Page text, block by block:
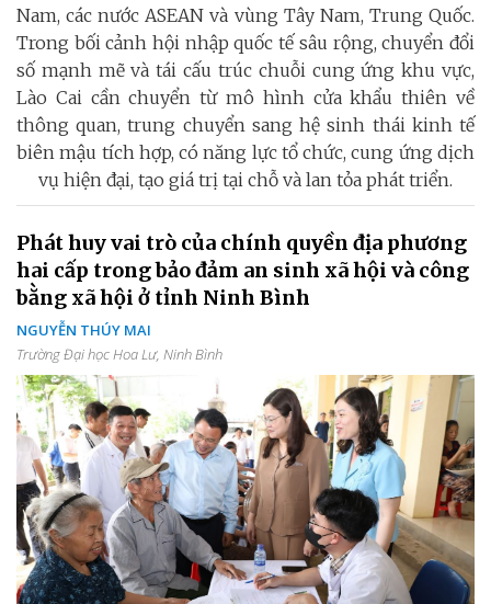
Nam, các nước ASEAN và vùng Tây Nam, Trung Quốc.
Trong bối cảnh hội nhập quốc tế sâu rộng, chuyển đổi
số mạnh mẽ và tái cấu trúc chuỗi cung ứng khu vực,
Lào Cai cần chuyển từ mô hình cửa khẩu thiên về
thông quan, trung chuyển sang hệ sinh thái kinh tế
biên mậu tích hợp, có năng lực tổ chức, cung ứng dịch
vụ hiện đại, tạo giá trị tại chỗ và lan tỏa phát triển.
Phát huy vai trò của chính quyền địa phương
hai cấp trong bảo đảm an sinh xã hội và công
bằng xã hội ở tỉnh Ninh Bình
NGUYỄN THÚY MAI
Trường Đại học Hoa Lư, Ninh Bình